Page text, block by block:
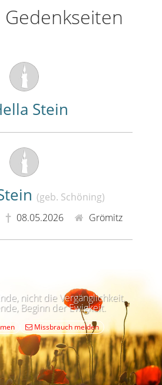
Stein
(geb. Schöning)
08.05.2026 Grömitz
nicht die Vergänglichkeit,
Beginn der Ewigkeit.
Missbrauch melden